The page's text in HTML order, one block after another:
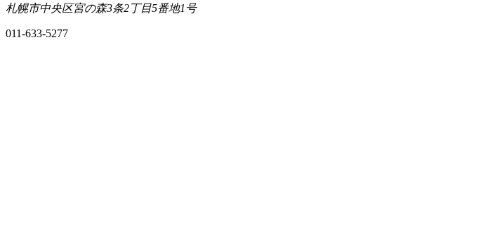
札幌市中央区宮の森3条2丁目5番地1号
011-633-5277